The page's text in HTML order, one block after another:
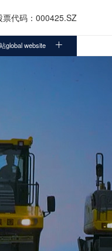
票代码：000425.SZ
global website 